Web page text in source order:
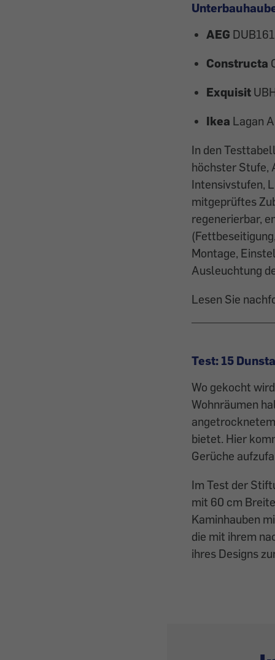
AEG
Constructa
Exquisit
Ikea Lagan
In den
höchster Stufe,
Intensivstufen,
mitgeprüftes
regenerierbar,
Montage,
Ausleuchtung
Lesen Sie
Test: 15
Wo gekocht
Wohnräumen
bietet. Hier
Gerüche
Im Test der
mit 60 cm
Kaminhauben
die mit ihrem
ihres Designs